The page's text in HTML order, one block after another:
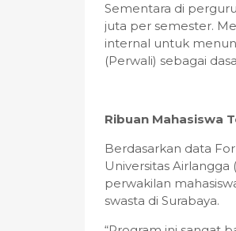
Sementara di
juta per semester.
internal untuk
(Perwali) sebagai
Ribuan Mahasiswa
Berdasarkan data
Universitas Airlangga
perwakilan
swasta di Surabaya.